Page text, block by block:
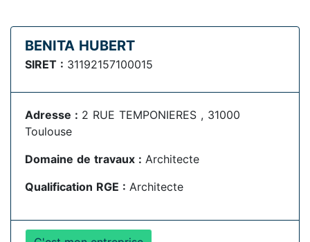
BENITA HUBERT
SIRET : 31192157100015
Adresse : 2 RUE TEMPONIERES , 31000
Toulouse
Domaine de travaux : Architecte
Qualification RGE : Architecte